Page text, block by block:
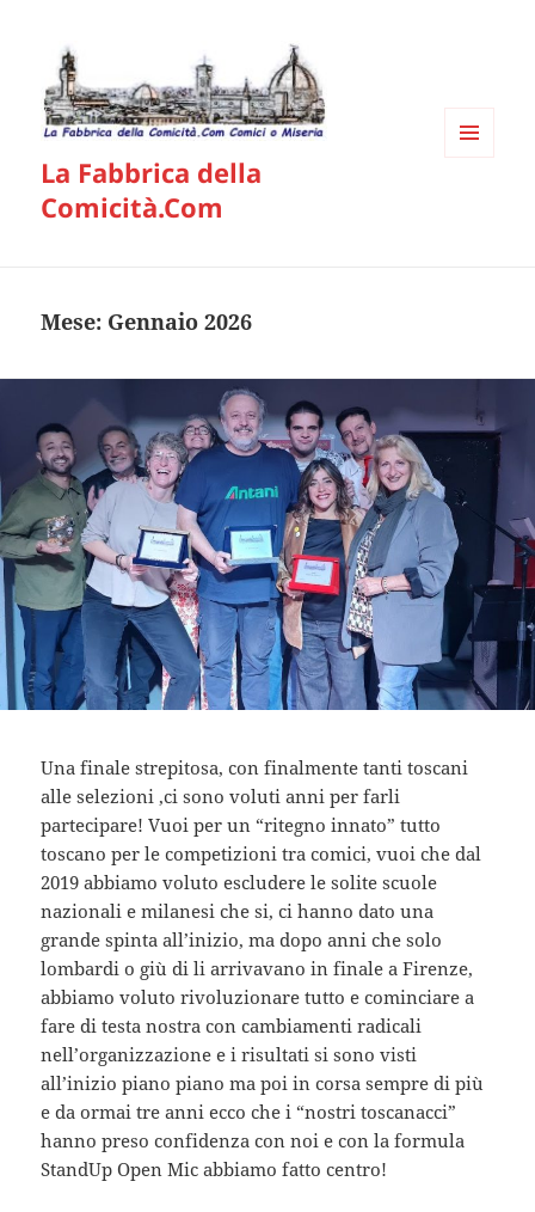
La Fabbrica della
Comicità.Com
Mese: Gennaio 2026
Una finale strepitosa, con finalmente tanti toscani
alle selezioni ,ci sono voluti anni per farli
partecipare! Vuoi per un “ritegno innato” tutto
toscano per le competizioni tra comici, vuoi che dal
2019 abbiamo voluto escludere le solite scuole
nazionali e milanesi che si, ci hanno dato una
grande spinta all’inizio, ma dopo anni che solo
lombardi o giù di li arrivavano in finale a Firenze,
abbiamo voluto rivoluzionare tutto e cominciare a
fare di testa nostra con cambiamenti radicali
nell’organizzazione e i risultati si sono visti
all’inizio piano piano ma poi in corsa sempre di più
e da ormai tre anni ecco che i “nostri toscanacci”
hanno preso confidenza con noi e con la formula
StandUp Open Mic abbiamo fatto centro!